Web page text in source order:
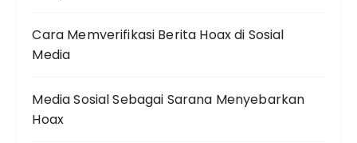
Cara Memverifikasi Berita Hoax di Sosial
Media
Media Sosial Sebagai Sarana Menyebarkan
Hoax